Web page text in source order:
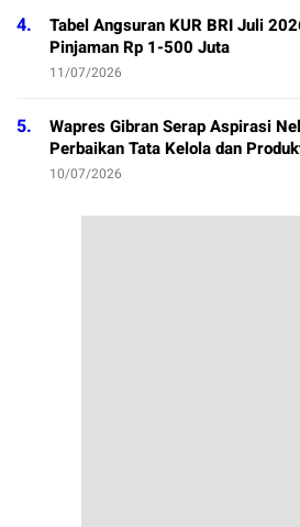
4.
Tabel Angsuran KUR BRI Juli
Pinjaman Rp 1-500 Juta
11/07/2026
5.
Wapres Gibran Serap Aspirasi
Perbaikan Tata Kelola dan
10/07/2026